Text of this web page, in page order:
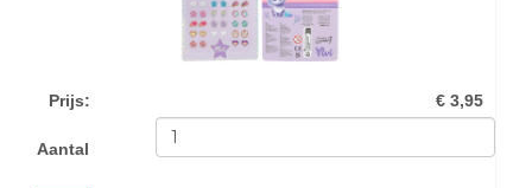
Prijs: € 3,95
Aantal